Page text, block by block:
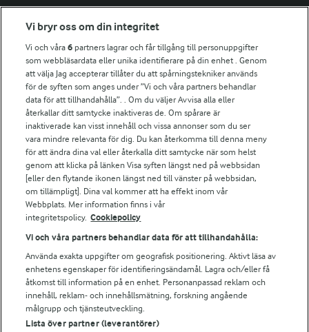
Fler Arlasajter
För ägare
Arlas kundportal
Arla.com
Falbygdens Ost
Arla webbshop
Bildbank
Följ oss
© 2026 Arla Foods
Vi bryr oss om din integritet
Vi och våra6 partners lagrar och får tillgång till personuppgifter
som webbläsardata eller unika identifierare på din enhet . Genom
att välja Jag accepterar tillåter du att spårningstekniker används
för de syften som anges under ”Vi och våra partners behandlar
data för att tillhandahålla”. . Om du väljer Avvisa alla eller
återkallar ditt samtycke inaktiveras de. Om spårare är
inaktiverade kan visst innehåll och vissa annonser som du ser
vara mindre relevanta för dig. Du kan återkomma till denna meny
för att ändra dina val eller återkalla ditt samtycke när som helst
genom att klicka på länken Visa syften längst ned på webbsidan
[eller den flytande ikonen längst ned till vänster på webbsidan,
om tillämpligt]. Dina val kommer att ha effekt inom vår
Webbplats. Mer information finns i vår
integritetspolicy. Cookiepolicy
Vi och våra partners behandlar data för att tillhandahålla:
Använda exakta uppgifter om geografisk positionering. Aktivt läsa av
enhetens egenskaper för identifieringsändamål. Lagra och/eller få
åtkomst till information på en enhet. Personanpassad reklam och
innehåll, reklam- och innehållsmätning, forskning angående
målgrupp och tjänsteutveckling.
Lista över partner (leverantörer)